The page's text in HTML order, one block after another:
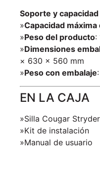
Soporte y capacidad
»Capacidad máxima
»Peso del producto:
»Dimensiones
× 630 × 560 mm
»Peso con embalaje
EN LA CAJA
»Silla Cougar Stryder
»Kit de instalación
»Manual de usuario